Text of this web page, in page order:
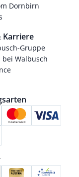
Dornbirn
Karriere
Gruppe
Walbusch